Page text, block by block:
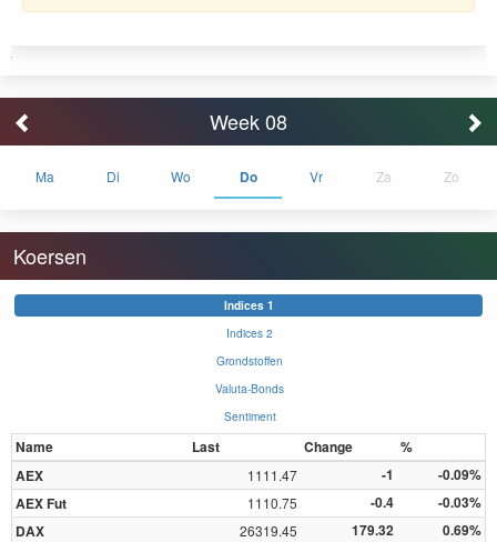
Week 08
Ma Di Wo Do Vr Za Zo
Koersen
Indices 1
Indices 2
Grondstoffen
Valuta-Bonds
Sentiment
Name Last Change
%
AEX
1111.47 -1
-0.09%
AEX Fut
1110.75 -0.4
-0.03%
DAX
26319.45 179.32
0.69%